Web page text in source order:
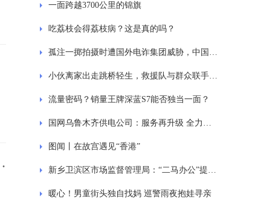
一面跨越3700公里的锦旗
吃荔枝会得荔枝病？这是真的吗？
孤注一掷拍摄时遭国外电诈集团威胁，中国警察让孤注一掷导演不要害怕
小伙离家出走跳桥轻生，救援队与群众联手上演“急速”救援
流量密码？销量王牌深蓝S7能否独当一面？
国网乌鲁木齐供电公司：服务再升级 全力护航“八大产业集群”发展
图闻丨在故宫遇见“香港”
新乡卫滨区市场监督管理局：“二马办公”提质增效，全力助推“四化”建设
暖心！男童街头独自找妈 巡警雨夜抱娃寻亲